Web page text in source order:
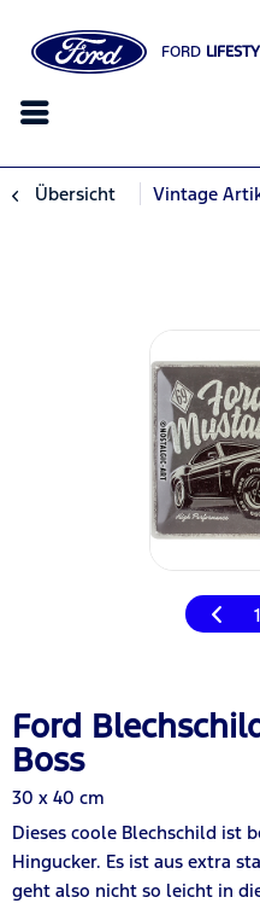
FORD
Übersicht Vintage
1
Ford
Boss
30 x 40 cm
Dieses coole Blechschild ist
Hingucker. Es ist aus extra
geht also nicht so leicht in